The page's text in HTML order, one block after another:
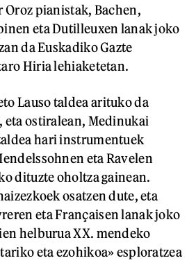
pianistak, Bachen,
eta Dutilleuxen lanak joko
da Euskadiko Gazte
Hiria lehiaketetan.
Lauso taldea arituko da
eta ostiralean, Medinukai
hari instrumentuek
eta Ravelen
dituzte oholtza gainean.
osatzen dute, eta
eta Françaisen lanak joko
helburua XX. mendeko
eta ezohikoa» esploratzea